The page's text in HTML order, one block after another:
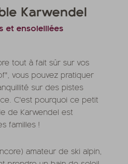
Karwendel
et ensoleillées
tout à fait sûr sur vos
vous pouvez pratiquer
sur des pistes
C'est pourquoi ce petit
de Karwendel est
familles !
amateur de ski alpin,